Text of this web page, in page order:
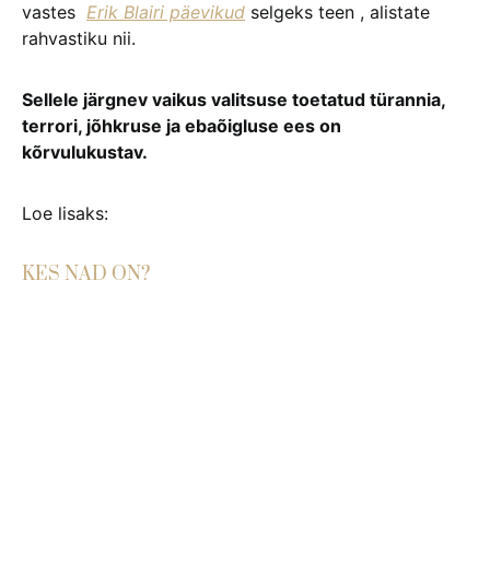
vastes Erik Blairi päevikud selgeks teen , alistate
rahvastiku nii.
Sellele järgnev vaikus valitsuse toetatud türannia,
terrori, jõhkruse ja ebaõigluse ees on
kõrvulukustav.
Loe lisaks:
KES NAD ON?